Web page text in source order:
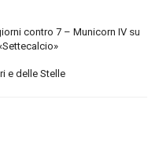
contro 7 – Municorn IV su
e delle Stelle